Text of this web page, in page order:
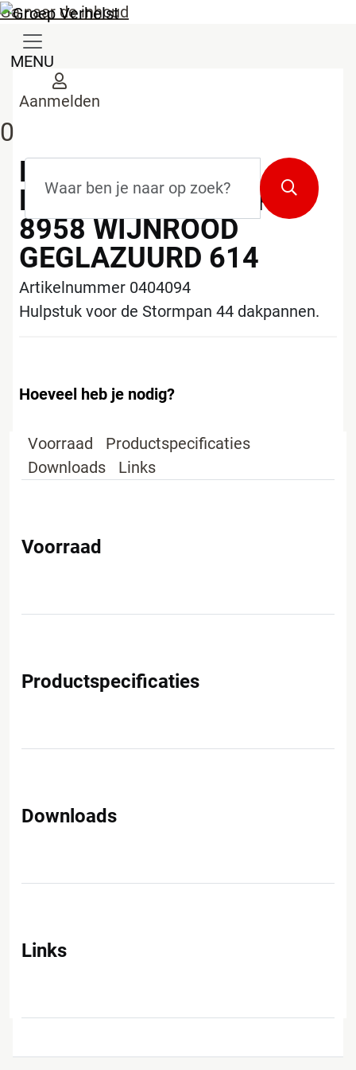
Ga naar de inhoud
MENU
Aanmelden
0
Zoeken
KORAMIC 44
KABELDOORVOERPAN
8958 WIJNROOD
GEGLAZUURD 614
Artikelnummer 0404094
Hulpstuk voor de Stormpan 44 dakpannen.
Hoeveel heb je nodig?
Voorraad
Productspecificaties
Downloads
Links
Voorraad
Productspecificaties
Downloads
Links